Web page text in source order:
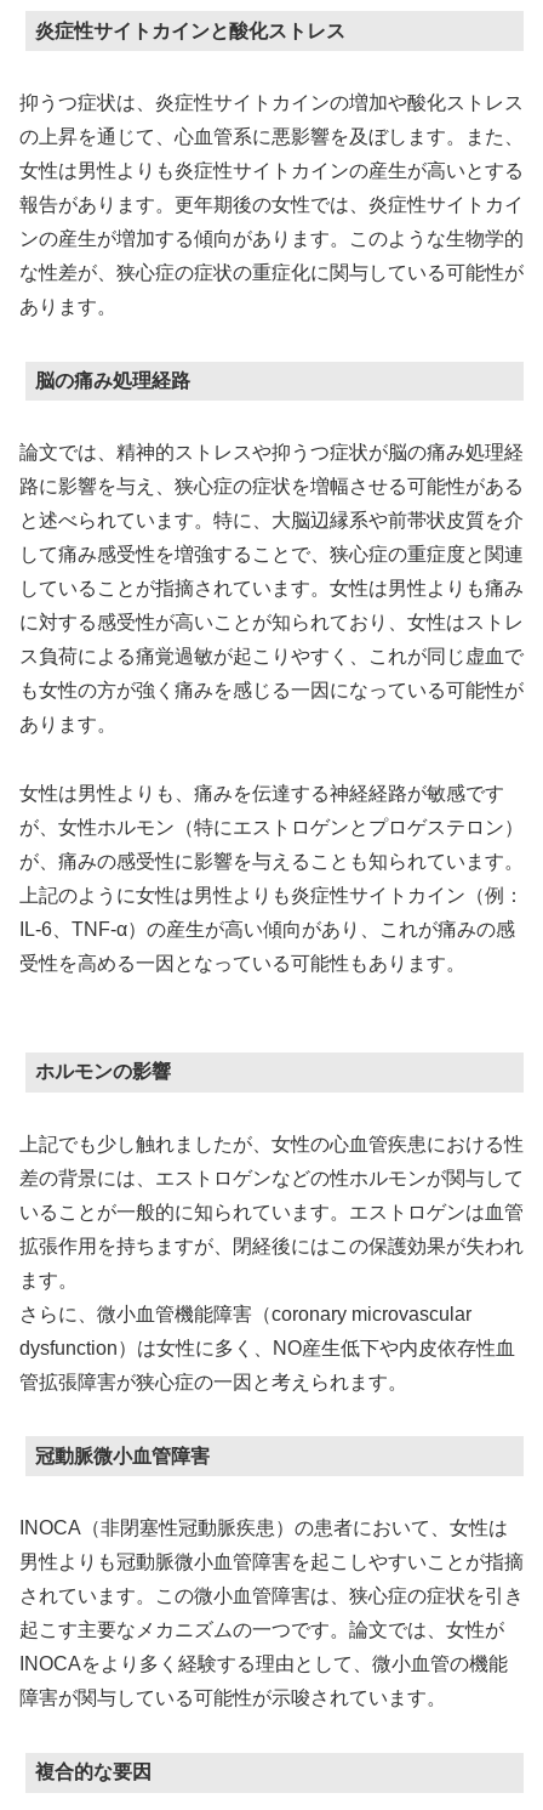
炎症性サイトカインと酸化ストレス
抑うつ症状は、炎症性サイトカインの増加や酸化ストレス
の上昇を通じて、心血管系に悪影響を及ぼします。また、
女性は男性よりも炎症性サイトカインの産生が高いとする
報告があります。更年期後の女性では、炎症性サイトカイ
ンの産生が増加する傾向があります。このような生物学的
な性差が、狭心症の症状の重症化に関与している可能性が
あります。
脳の痛み処理経路
論文では、精神的ストレスや抑うつ症状が脳の痛み処理経
路に影響を与え、狭心症の症状を増幅させる可能性がある
と述べられています。特に、大脳辺縁系や前帯状皮質を介
して痛み感受性を増強することで、狭心症の重症度と関連
していることが指摘されています。女性は男性よりも痛み
に対する感受性が高いことが知られており、女性はストレ
ス負荷による痛覚過敏が起こりやすく、これが同じ虚血で
も女性の方が強く痛みを感じる一因になっている可能性が
あります。
女性は男性よりも、痛みを伝達する神経経路が敏感です
が、女性ホルモン（特にエストロゲンとプロゲステロン）
が、痛みの感受性に影響を与えることも知られています。
上記のように女性は男性よりも炎症性サイトカイン（例：
IL-6、TNF-α）の産生が高い傾向があり、これが痛みの感
受性を高める一因となっている可能性もあります。
ホルモンの影響
上記でも少し触れましたが、女性の心血管疾患における性
差の背景には、エストロゲンなどの性ホルモンが関与して
いることが一般的に知られています。エストロゲンは血管
拡張作用を持ちますが、閉経後にはこの保護効果が失われ
ます。
さらに、微小血管機能障害（coronary microvascular
dysfunction）は女性に多く、NO産生低下や内皮依存性血
管拡張障害が狭心症の一因と考えられます。
冠動脈微小血管障害
INOCA（非閉塞性冠動脈疾患）の患者において、女性は
男性よりも冠動脈微小血管障害を起こしやすいことが指摘
されています。この微小血管障害は、狭心症の症状を引き
起こす主要なメカニズムの一つです。論文では、女性が
INOCAをより多く経験する理由として、微小血管の機能
障害が関与している可能性が示唆されています。
複合的な要因